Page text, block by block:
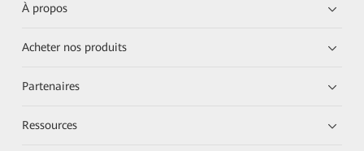
À propos
Acheter nos produits
Partenaires
Ressources